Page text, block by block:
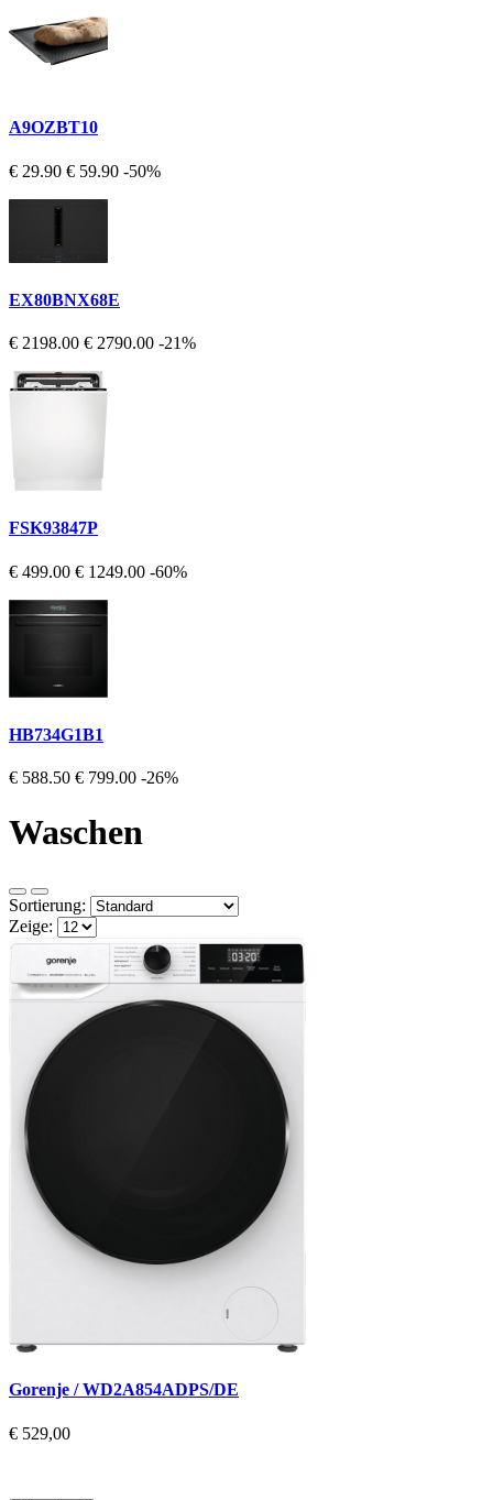
A9OZBT10
€ 29.90 € 59.90 -50%
EX80BNX68E
€ 2198.00 € 2790.00 -21%
FSK93847P
€ 499.00 € 1249.00 -60%
HB734G1B1
€ 588.50 € 799.00 -26%
Waschen
Sortierung:
Zeige:
Gorenje / WD2A854ADPS/DE
€ 529,00